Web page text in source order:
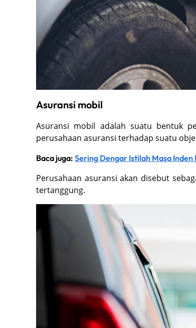
Asuransi mobil
Asuransi mobil adalah suatu bentuk
perusahaan asuransi terhadap suatu
Baca juga: Sering Dengar Istilah Masa
Perusahaan asuransi akan disebut
tertanggung.